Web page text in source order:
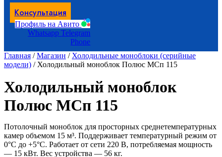
Консультация
Профиль на Авито
Whatsapp Telegram
Phone
Главная /Магазин / Холодильные моноблоки (серийные
модели) / Холодильный моноблок Полюс МСп 115
Холодильный моноблок
Полюс МСп 115
Потолочный моноблок для просторных среднетемпературных
камер объемом 15 м³. Поддерживает температурный режим от
0°C до +5°C. Работает от сети 220 В, потребляемая мощность
— 15 кВт. Вес устройства — 56 кг.